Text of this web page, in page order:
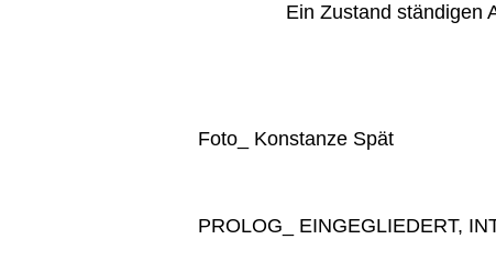
Ein Zustand ständigen
Foto_ Konstanze Spät
PROLOG_ EINGEGLIEDERT,